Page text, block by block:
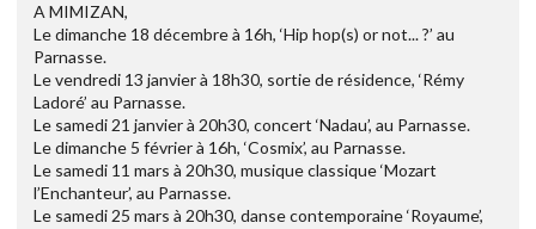
A MIMIZAN,
Le dimanche 18 décembre à 16h, ‘Hip hop(s) or not... ?’ au
Parnasse.
Le vendredi 13 janvier à 18h30, sortie de résidence, ‘Rémy
Ladoré’ au Parnasse.
Le samedi 21 janvier à 20h30, concert ‘Nadau’, au Parnasse.
Le dimanche 5 février à 16h, ‘Cosmix’, au Parnasse.
Le samedi 11 mars à 20h30, musique classique ‘Mozart
l’Enchanteur’, au Parnasse.
Le samedi 25 mars à 20h30, danse contemporaine ‘Royaume’,